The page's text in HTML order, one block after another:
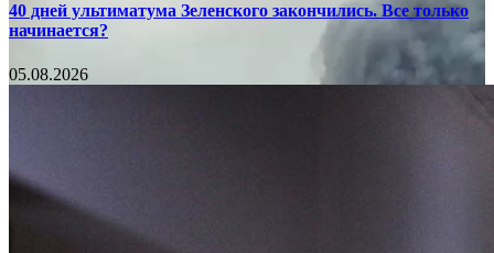
40 дней ультиматума Зеленского закончились. Все только
начинается?
05.08.2026